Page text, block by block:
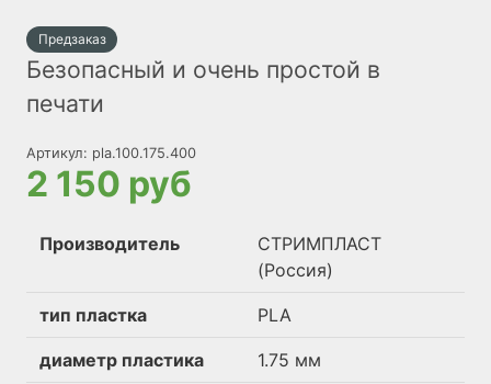
Предзаказ
Безопасный и очень простой в
печати
Артикул: pla.100.175.400
2 150 руб
Производитель
СТРИМПЛАСТ
(Россия)
тип пластка PLA
диаметр пластика 1.75 мм